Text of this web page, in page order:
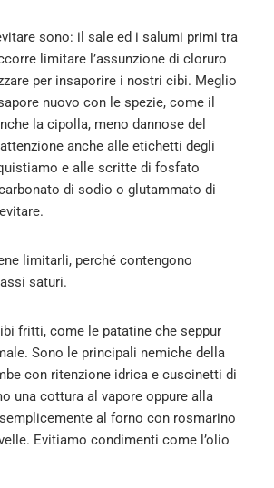
sono: il sale ed i salumi primi tra
limitare l’assunzione di cloruro
per insaporire i nostri cibi. Meglio
nuovo con le spezie, come il
la cipolla, meno dannose del
anche alle etichetti degli
e alle scritte di fosfato
di sodio o glutammato di
limitarli, perché contengono
saturi.
fritti, come le patatine che seppur
Sono le principali nemiche della
con ritenzione idrica e cuscinetti di
una cottura al vapore oppure alla
al forno con rosmarino
Evitiamo condimenti come l’olio